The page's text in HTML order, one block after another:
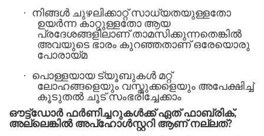
·
നിങ്ങൾ ചുഴലിക്കാറ്റ് സാധ്യതയുള്ളതോ
ഉയർന്ന കാറ്റുള്ളതോ ആയ
പ്രദേശങ്ങളിലാണ് താമസിക്കുന്നതെങ്കിൽ
അവയുടെ ഭാരം കുറഞ്ഞതാണ് ഒരേയൊരു
പോരായ്മ
·
പൊള്ളയായ ട്യൂബുകൾ മറ്റ്
ലോഹങ്ങളെയും വസ്തുക്കളെയും അപേക്ഷിച്ച്
കൂടുതൽ ചൂട് സംഭരിച്ചേക്കാം
ഔട്ട്‌ഡോർ ഫർണിച്ചറുകൾക്ക് ഏത് ഫാബ്രിക്,
അല്ലെങ്കിൽ അപ്ഹോൾസ്റ്ററി ആണ് നല്ലത്?